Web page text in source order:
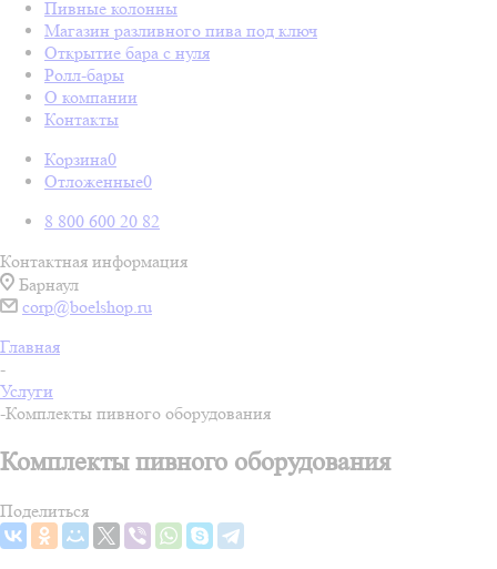
Пивные колонны
Магазин разливного пива под ключ
Открытие бара с нуля
Ролл-бары
О компании
Контакты
Корзина0
Отложенные0
8 800 600 20 82
Контактная информация
Барнаул
corp@boelshop.ru
Главная
-
Услуги
-Комплекты пивного оборудования
Комплекты пивного оборудования
Поделиться